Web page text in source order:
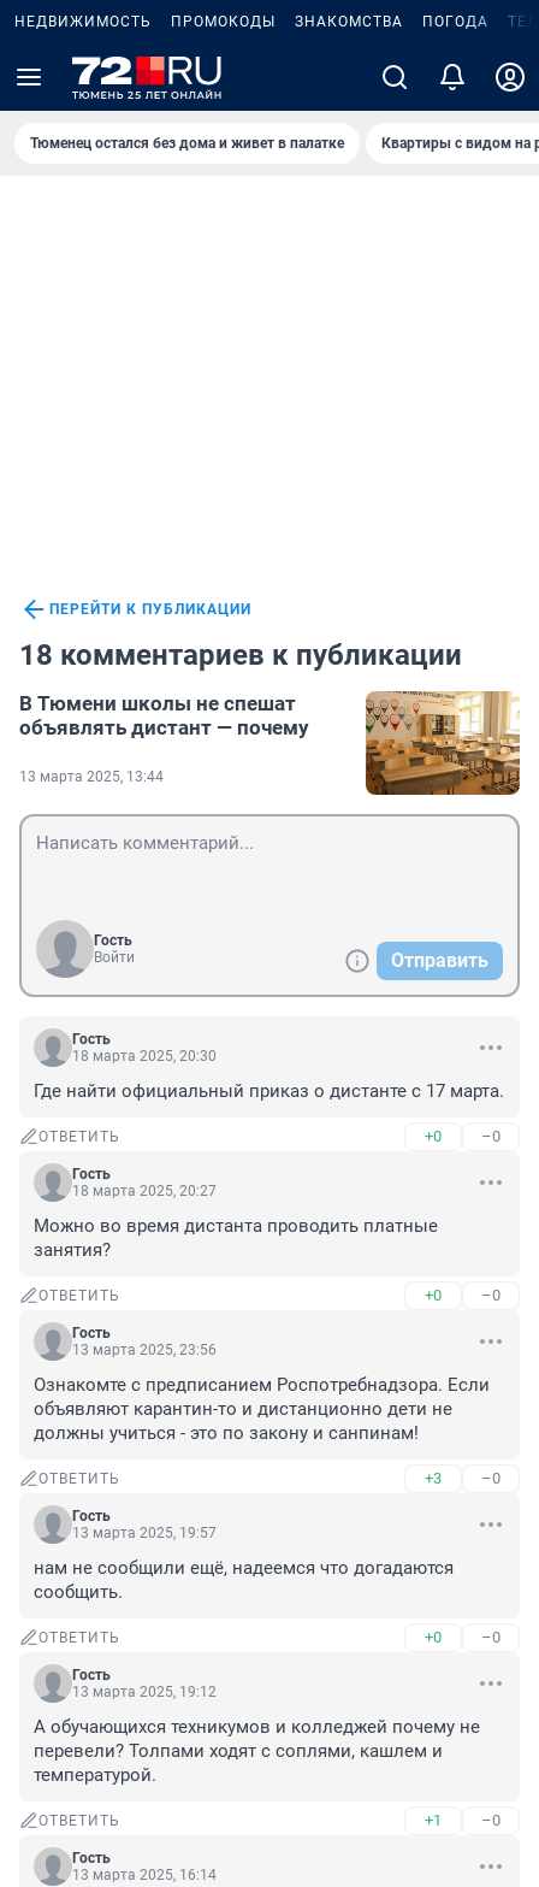
НЕДВИЖИМОСТЬ ПРОМОКОДЫ ЗНАКОМСТВА ПОГОДА
Тюменец остался без дома и живет в палатке Квартиры с видом на
ПЕРЕЙТИ К ПУБЛИКАЦИИ
18 комментариев к публикации
В Тюмени школы не спешат
объявлять дистант — почему
13 марта 2025, 13:44
Гость
Войти
Отправить
Гость
18 марта 2025, 20:30
Где найти официальный приказ о дистанте с 17 марта.
ОТВЕТИТЬ +0 –0
Гость
18 марта 2025, 20:27
Можно во время дистанта проводить платные
занятия?
ОТВЕТИТЬ +0 –0
Гость
13 марта 2025, 23:56
Ознакомте с предписанием Роспотребнадзора. Если
объявляют карантин-то и дистанционно дети не
должны учиться - это по закону и санпинам!
ОТВЕТИТЬ +3 –0
Гость
13 марта 2025, 19:57
нам не сообщили ещё, надеемся что догадаются
сообщить.
ОТВЕТИТЬ +0 –0
Гость
13 марта 2025, 19:12
А обучающихся техникумов и колледжей почему не
перевели? Толпами ходят с соплями, кашлем и
температурой.
ОТВЕТИТЬ +1 –0
Гость
13 марта 2025, 16:14